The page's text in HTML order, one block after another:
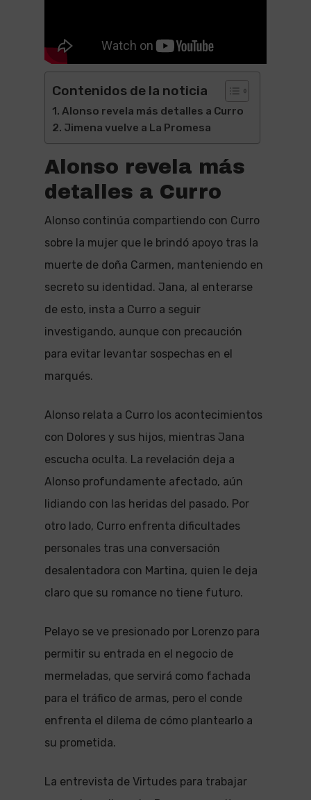
Contenidos de la noticia
Alonso revela más detalles a Curro
Jimena vuelve a La Promesa
Alonso revela más
detalles a Curro
Alonso continúa compartiendo con Curro
sobre la mujer que le brindó apoyo tras la
muerte de doña Carmen, manteniendo en
secreto su identidad. Jana, al enterarse
de esto, insta a Curro a seguir
investigando, aunque con precaución
para evitar levantar sospechas en el
marqués.
Alonso relata a Curro los acontecimientos
con Dolores y sus hijos, mientras Jana
escucha oculta. La revelación deja a
Alonso profundamente afectado, aún
lidiando con las heridas del pasado. Por
otro lado, Curro enfrenta dificultades
personales tras una conversación
desalentadora con Martina, quien le deja
claro que su romance no tiene futuro.
Pelayo se ve presionado por Lorenzo para
permitir su entrada en el negocio de
mermeladas, que servirá como fachada
para el tráfico de armas, pero el conde
enfrenta el dilema de cómo plantearlo a
su prometida.
La entrevista de Virtudes para trabajar